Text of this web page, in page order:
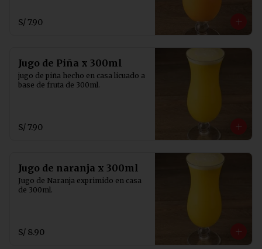
S/ 7.90
Jugo de Piña x 300ml
jugo de piña hecho en casa licuado a
base de fruta de 300ml.
S/ 7.90
Jugo de naranja x 300ml
Jugo de Naranja exprimido en casa
de 300ml.
S/ 8.90